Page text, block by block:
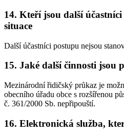
14. Kteří jsou další
situace
Další účastníci postupu nejsou
15. Jaké další činnosti jsou
Mezinárodní řidičský průkaz je
obecního úřadu obce s rozšířenou
č. 361/2000 Sb. nepřipouští.
16. Elektronická služba,